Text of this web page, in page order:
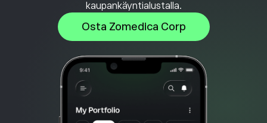
kaupankäyntialustalla.
Osta Zomedica Corp